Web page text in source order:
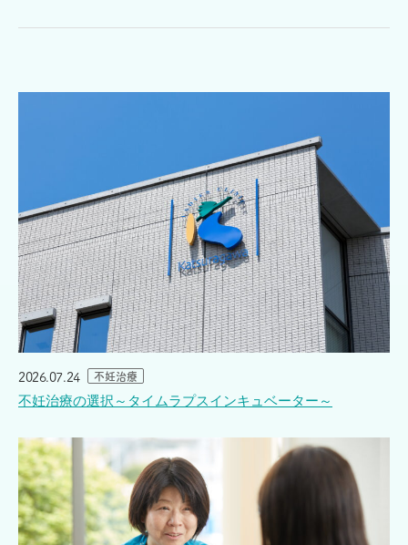
2026.07.24
不妊治療
不妊治療の選択～タイムラプスインキュベーター～